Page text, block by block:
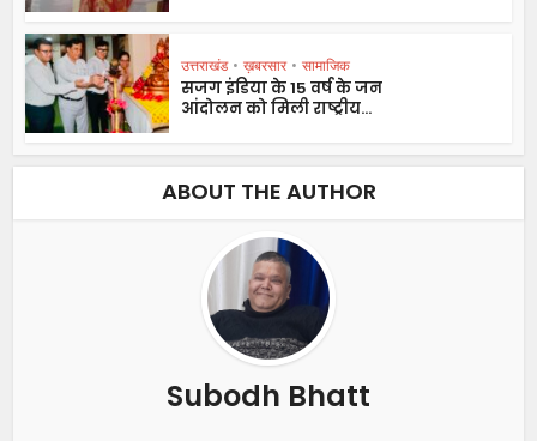
उत्तराखंड • ख़बरसार • सामाजिक
सजग इंडिया के 15 वर्ष के जन
आंदोलन को मिली राष्ट्रीय...
ABOUT THE AUTHOR
Subodh Bhatt